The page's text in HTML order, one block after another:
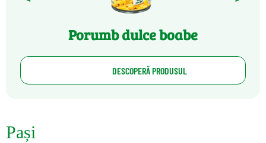
Porumb dulce boabe
DESCOPERĂ PRODUSUL
Pași